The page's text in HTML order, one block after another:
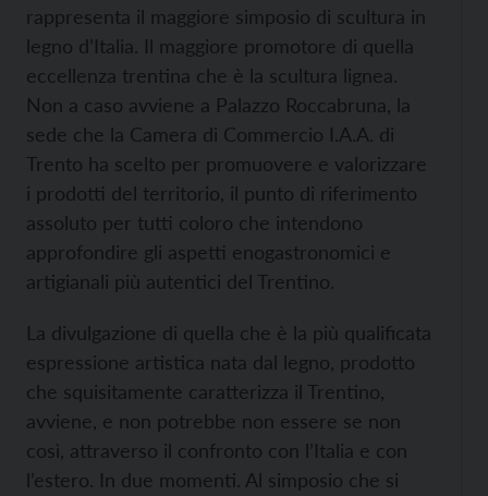
rappresenta il maggiore simposio di scultura in
legno d’Italia. Il maggiore promotore di quella
eccellenza trentina che è la scultura lignea.
Non a caso avviene a Palazzo Roccabruna, la
sede che la Camera di Commercio I.A.A. di
Trento ha scelto per promuovere e valorizzare
i prodotti del territorio, il punto di riferimento
assoluto per tutti coloro che intendono
approfondire gli aspetti enogastronomici e
artigianali più autentici del Trentino.
La divulgazione di quella che è la più qualificata
espressione artistica nata dal legno, prodotto
che squisitamente caratterizza il Trentino,
avviene, e non potrebbe non essere se non
così, attraverso il confronto con l’Italia e con
l’estero. In due momenti. Al simposio che si